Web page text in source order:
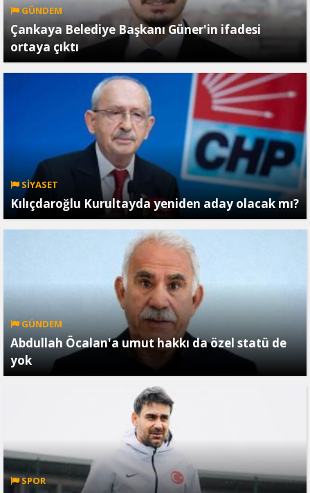
GÜNDEM
Çankaya Belediye Başkanı Güner'in ifadesi
ortaya çıktı
SİYASET
Kılıçdaroğlu Kurultayda yeniden aday olacak mı?
GÜNDEM
Abdullah Öcalan'a umut hakkı da özel statü de
yok
SPOR